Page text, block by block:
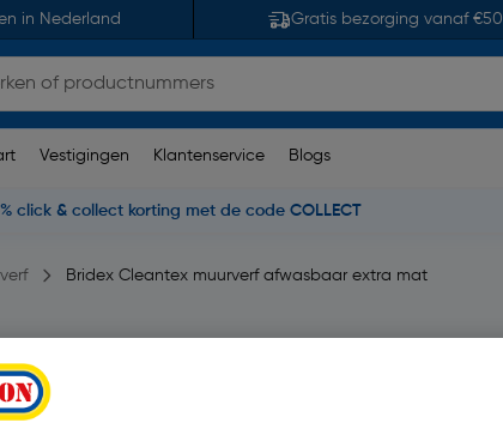
in Nederland Gratis bezorging vanaf €50
Vestigingen Klantenservice Blogs
click & collect korting met de code COLLECT
Bridex Cleantex muurverf afwasbaar extra mat
5L wit
| Stuk